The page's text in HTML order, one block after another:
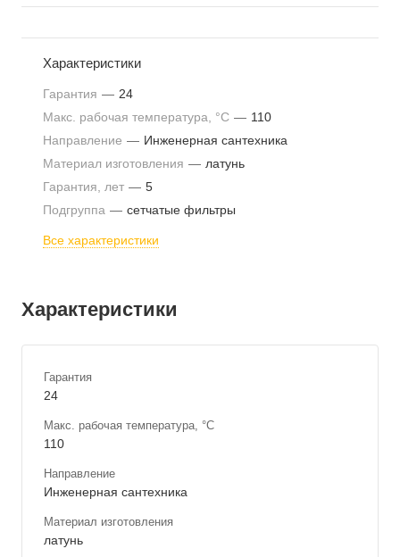
Характеристики
Гарантия — 24
Макс. рабочая температура, °С — 110
Направление — Инженерная сантехника
Материал изготовления — латунь
Гарантия, лет — 5
Подгруппа — сетчатые фильтры
Все характеристики
Характеристики
Гарантия
24
Макс. рабочая температура, °С
110
Направление
Инженерная сантехника
Материал изготовления
латунь